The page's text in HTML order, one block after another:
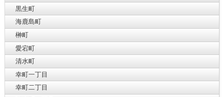
黒生町
海鹿島町
榊町
愛宕町
清水町
幸町一丁目
幸町二丁目